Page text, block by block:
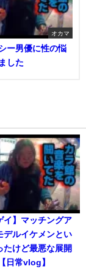
オカマ
ー男優に性の悩
した
イ】マッチングア
デルイケメンとい
たけど最悪な展開
日常vlog】